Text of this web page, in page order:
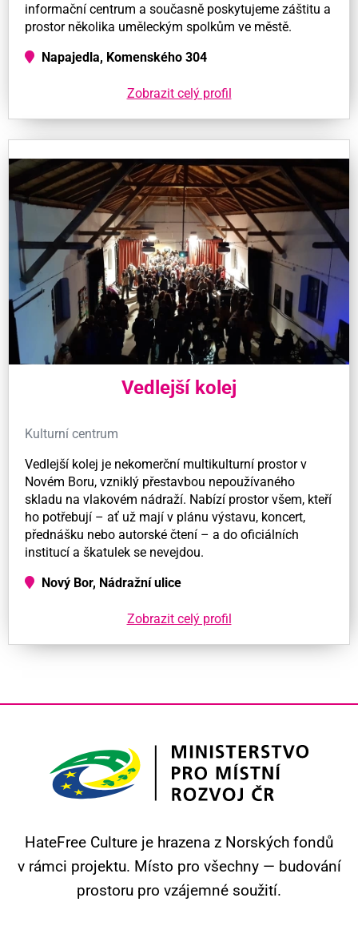
informační centrum a současně poskytujeme záštitu a
prostor několika uměleckým spolkům ve městě.
Napajedla, Komenského 304
Zobrazit celý profil
Vedlejší kolej
Kulturní centrum
Vedlejší kolej je nekomerční multikulturní prostor v
Novém Boru, vzniklý přestavbou nepoužívaného
skladu na vlakovém nádraží. Nabízí prostor všem, kteří
ho potřebují – ať už mají v plánu výstavu, koncert,
přednášku nebo autorské čtení – a do oficiálních
institucí a škatulek se nevejdou.
Nový Bor, Nádražní ulice
Zobrazit celý profil
HateFree Culture je hrazena z Norských fondů
v rámci projektu. Místo pro všechny — budování
prostoru pro vzájemné soužití.